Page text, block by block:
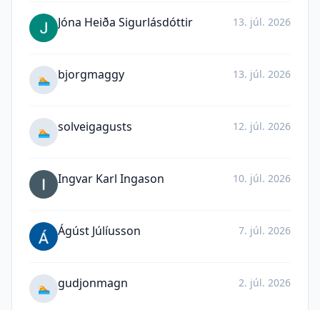
Jóna Heiða Sigurlásdóttir 13. júl. 2026
🏊 bjorgmaggy 13. júl. 2026
🏊 solveigagusts 12. júl. 2026
Ingvar Karl Ingason 10. júl. 2026
Ágúst Júlíusson 7. júl. 2026
🏊 gudjonmagn 2. júl. 2026